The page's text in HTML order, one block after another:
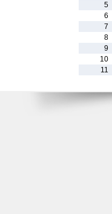
5
6
7
8
9
10
11